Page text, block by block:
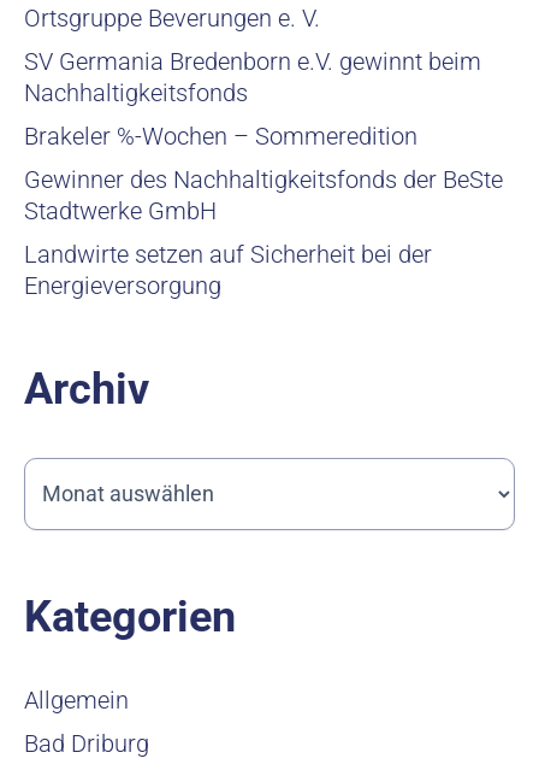
Ortsgruppe Beverungen e. V.
SV Germania Bredenborn e.V. gewinnt beim
Nachhaltigkeitsfonds
Brakeler %-Wochen – Sommeredition
Gewinner des Nachhaltigkeitsfonds der BeSte
Stadtwerke GmbH
Landwirte setzen auf Sicherheit bei der
Energieversorgung
Archiv
Kategorien
Allgemein
Bad Driburg